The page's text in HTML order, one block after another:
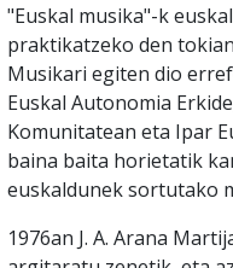
"Euskal musika"-k
praktikatzeko den
Musikari egiten dio
Euskal Autonomia
Komunitatean eta Ipar
baina baita horietatik
euskaldunek sortutako
1976an J. A. Arana